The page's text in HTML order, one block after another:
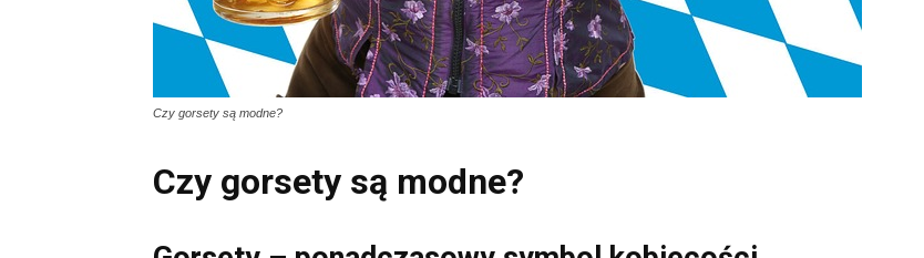
Czy gorsety są modne?
Czy gorsety są modne?